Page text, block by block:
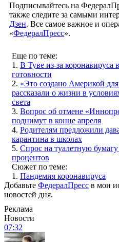
Подписывайтесь на
также следите за самыми
Дзен. Все самое важное и
«ФедералПресс».
Еще по теме:
1. В Туве из-за
готовности
2. «Это создано Америкой
рассказали о жизни в
света
3. Вопрос об отмене
поднимут в конце апреля
4. Родителям предложили
карантина в школах
5. Спрос на туалетную
процентов
Сюжет по теме:
1. Пандемия коронавируса
Добавьте ФедералПресс в мои
новостей дня.
Реклама
Новости
07:32